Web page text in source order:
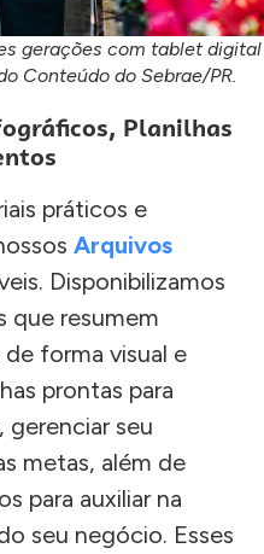
gerações com tablet digital
Conteúdo do Sebrae/PR.
Planilhas
práticos e
Arquivos
Disponibilizamos
que resumem
forma visual e
prontas para
gerenciar seu
metas, além de
para auxiliar na
seu negócio. Esses